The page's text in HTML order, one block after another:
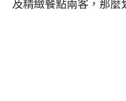
及精緻餐點兩客，那麼